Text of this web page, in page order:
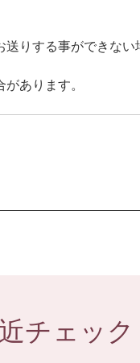
りする事ができない
あります。
チェッ